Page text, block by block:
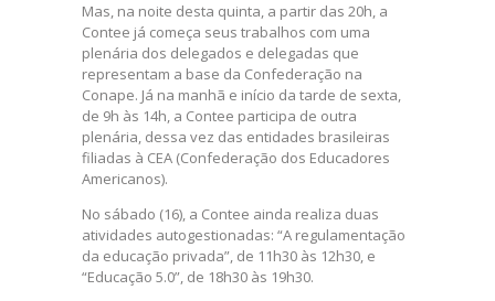
Mas, na noite desta quinta, a partir das 20h, a
Contee já começa seus trabalhos com uma
plenária dos delegados e delegadas que
representam a base da Confederação na
Conape. Já na manhã e início da tarde de sexta,
de 9h às 14h, a Contee participa de outra
plenária, dessa vez das entidades brasileiras
filiadas à CEA (Confederação dos Educadores
Americanos).
No sábado (16), a Contee ainda realiza duas
atividades autogestionadas: “A regulamentação
da educação privada”, de 11h30 às 12h30, e
“Educação 5.0”, de 18h30 às 19h30.